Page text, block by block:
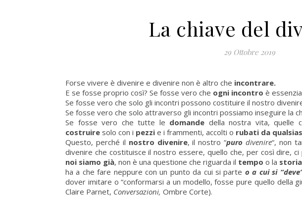
La chiave del
29 Ottobre 2019
Forse vivere è divenire e divenire non è altro che incontrare.
E se fosse proprio così? Se fosse vero che ogni incontro è
Se fosse vero che solo gli incontri possono costituire il nostro
Se fosse vero che solo attraverso gli incontri possiamo inseguire la
Se fosse vero che tutte le domande della nostra vita, quelle
costruire solo con i pezzi e i frammenti, accolti o rubati da
Questo, perché il nostro divenire, il nostro “puro divenire“, non
divenire che costituisce il nostro essere, quello che, per così dire,
noi siamo già, non è una questione che riguarda il tempo o la storia
ha a che fare neppure con un punto da cui si parte o a cui si
dover imitare o “conformarsi a un modello, fosse pure quello della
Claire Parnet, Conversazioni, Ombre Corte).